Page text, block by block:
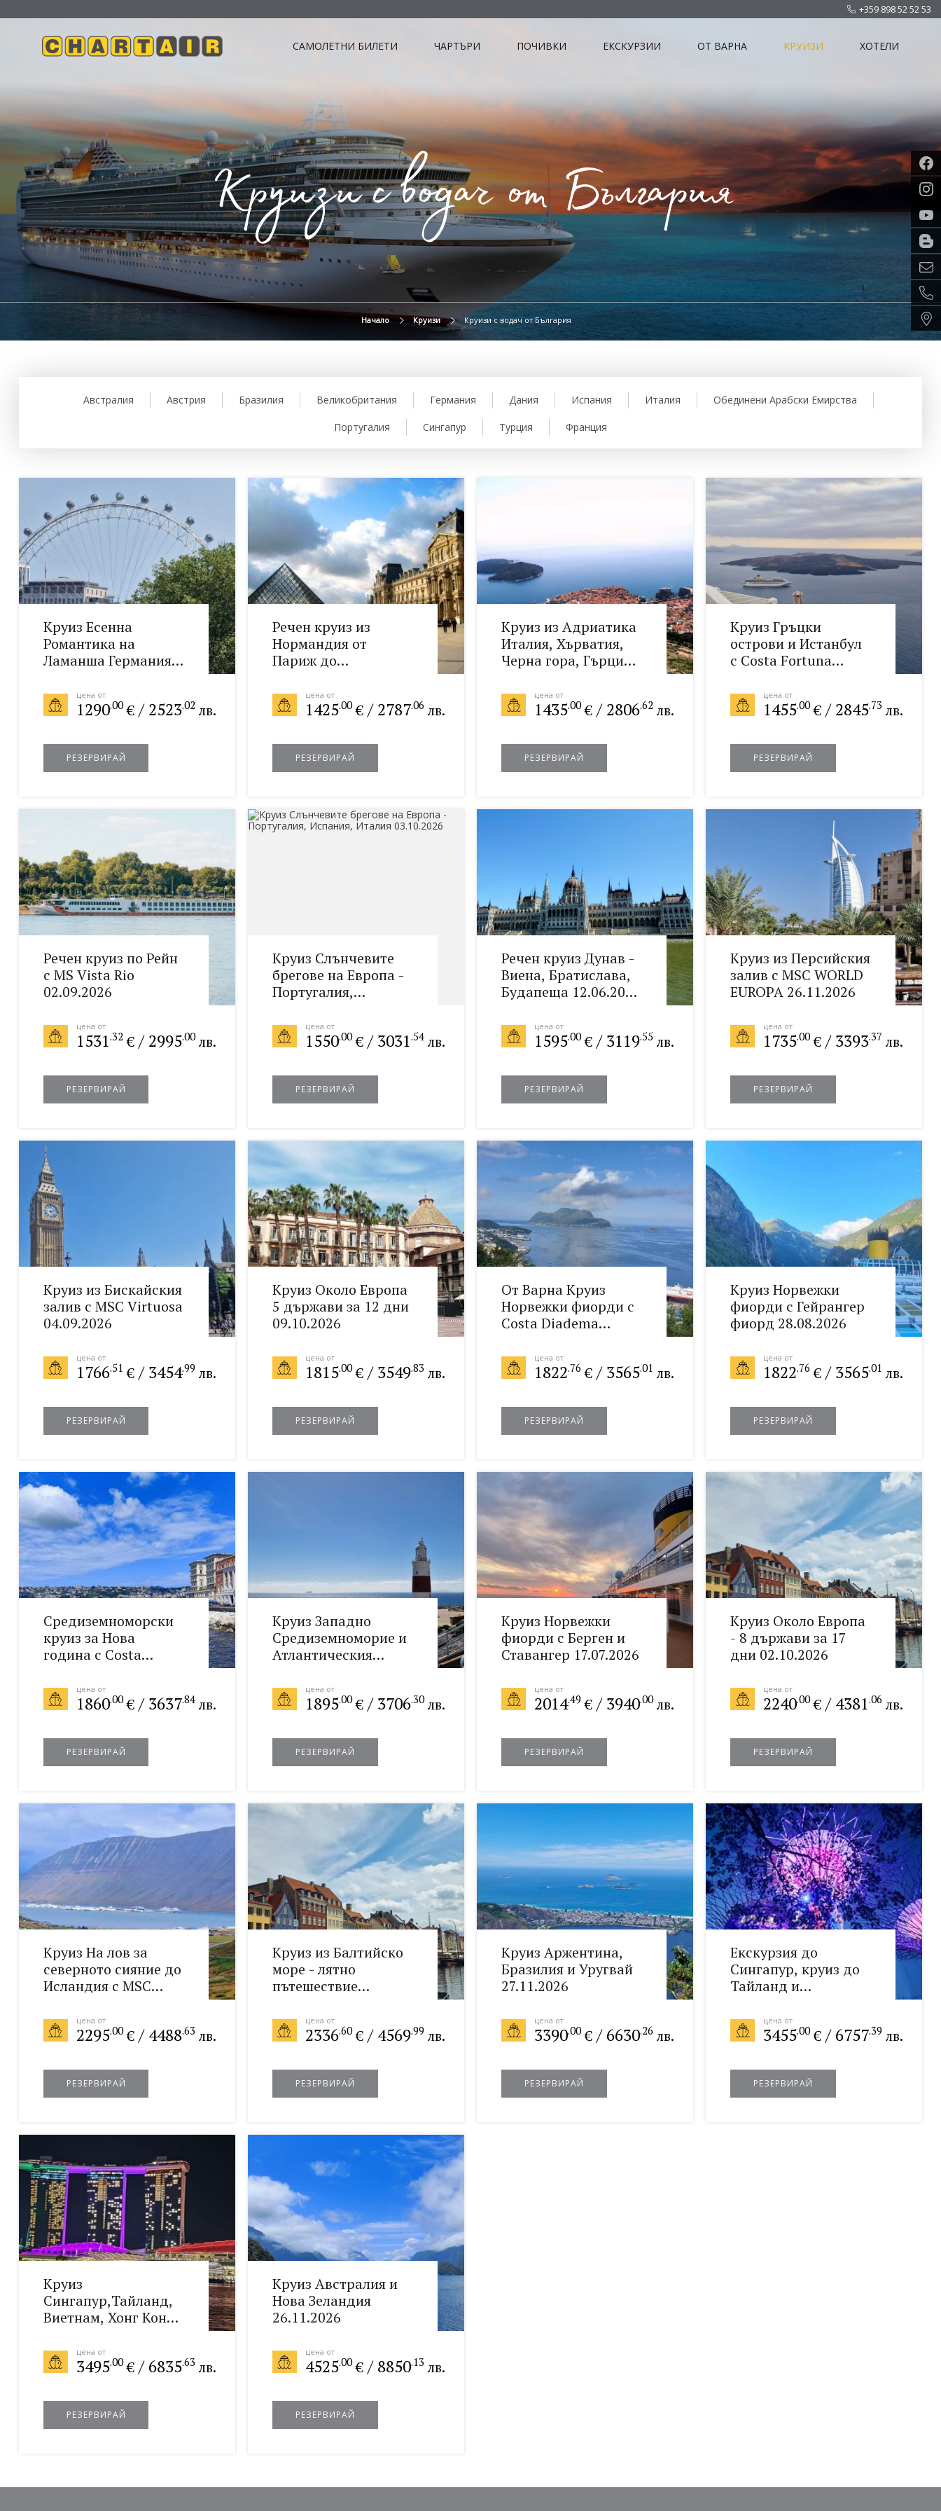
+359 898 52 52 53
САМОЛЕТНИ БИЛЕТИ ЧАРТЪРИ ПОЧИВКИ ЕКСКУРЗИИ ОТ ВАРНА КРУИЗИ ХОТЕЛИ
Круизи с водач от България
Начало Круизи Круизи с водач от България
Австралия Австрия Бразилия Великобритания Германия Дания Испания Италия Обединени Арабски Емирства
Португалия Сингапур Турция Франция
Круиз Есенна
Романтика на
Ламанша Германия,
Франция,
Великобритания
цена от
1290.00 €/2523.02 лв.
РЕЗЕРВИРАЙ
Речен круиз из
Нормандия от
Париж до
26.09.2026
цена от
1425.00 €/2787.06 лв.
РЕЗЕРВИРАЙ
Круиз из Адриатика
Италия, Хърватия,
Черна гора, Гърция
цена от
1435.00 € /2806.62 лв.
РЕЗЕРВИРАЙ
Круиз Гръцки
острови и Истанбул
с Costa Fortuna
цена от
1455.00 € /2845.73 лв.
РЕЗЕРВИРАЙ
Речен круиз по Рейн
с MS Vista Rio
02.09.2026
цена от
1531.32 €/2995.00 лв.
РЕЗЕРВИРАЙ
Круиз Слънчевите
брегове на Европа -
Португалия,
03.10.2026
цена от
1550.00 €/3031.54 лв.
РЕЗЕРВИРАЙ
Речен круиз Дунав -
Виена, Братислава,
Будапеща 12.06.2027
цена от
1595.00 € /3119.55 лв.
РЕЗЕРВИРАЙ
Круиз из Персийския
залив с MSC WORLD
EUROPA 26.11.2026
цена от
1735.00 € /3393.37 лв.
РЕЗЕРВИРАЙ
Круиз из Бискайския
залив с MSC Virtuosa
04.09.2026
цена от
1766.51 €/3454.99 лв.
РЕЗЕРВИРАЙ
Круиз Около Европа
5 държави за 12 дни
09.10.2026
цена от
1815.00 €/3549.83 лв.
РЕЗЕРВИРАЙ
От Варна Круиз
Норвежки фиорди с
Costa Diadema
цена от
1822.76 € /3565.01 лв.
РЕЗЕРВИРАЙ
Круиз Норвежки
фиорди с Гейрангер
фиорд 28.08.2026
цена от
1822.76 € /3565.01 лв.
РЕЗЕРВИРАЙ
Средиземноморски
круиз за Нова
година с Costa
цена от
1860.00 €/3637.84 лв.
РЕЗЕРВИРАЙ
Круиз Западно
Средиземноморие и
Атлантическия
цена от
1895.00 €/3706.30 лв.
РЕЗЕРВИРАЙ
Круиз Норвежки
фиорди с Берген и
Ставангер 17.07.2026
цена от
2014.49 € /3940.00 лв.
РЕЗЕРВИРАЙ
Круиз Около Европа
- 8 държави за 17
дни 02.10.2026
цена от
2240.00 € /4381.06 лв.
РЕЗЕРВИРАЙ
Круиз На лов за
северното сияние до
Исландия с MSC
цена от
2295.00 €/4488.63 лв.
РЕЗЕРВИРАЙ
Круиз из Балтийско
море - лятно
пътешествие
цена от
2336.60 €/4569.99 лв.
РЕЗЕРВИРАЙ
Круиз Аржентина,
Бразилия и Уругвай
27.11.2026
цена от
3390.00 € /6630.26 лв.
РЕЗЕРВИРАЙ
Екскурзия до
Сингапур, круиз до
Тайланд и
Бали 16.01.2027
цена от
3455.00 € /6757.39 лв.
РЕЗЕРВИРАЙ
Круиз
Сингапур,Тайланд,
Виетнам, Хонг Конг с
цена от
3495.00 €/6835.63 лв.
РЕЗЕРВИРАЙ
Круиз Австралия и
Нова Зеландия
26.11.2026
цена от
4525.00 €/8850.13 лв.
РЕЗЕРВИРАЙ